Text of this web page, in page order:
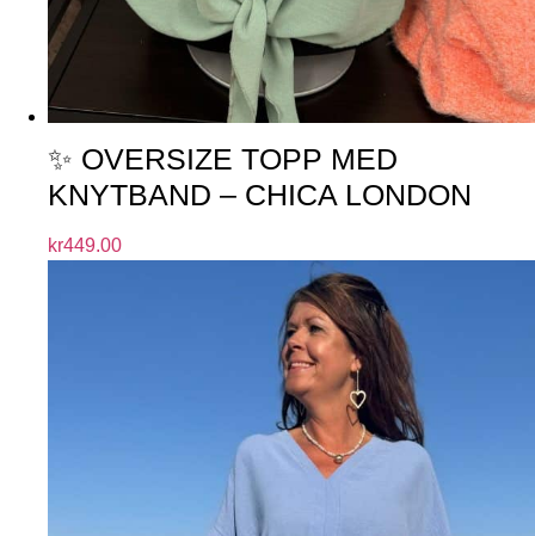
✨ OVERSIZE TOPP MED
KNYTBAND – CHICA LONDON
kr449.00